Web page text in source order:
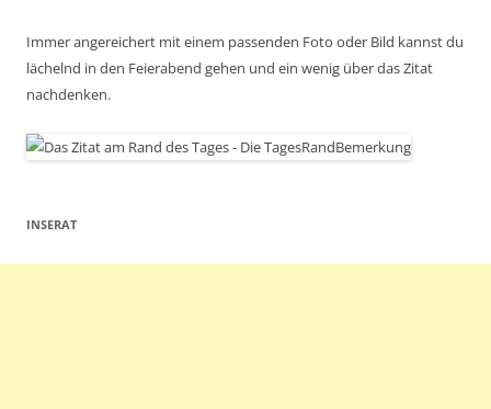
Immer angereichert mit einem passenden Foto oder Bild kannst du
lächelnd in den Feierabend gehen und ein wenig über das Zitat
nachdenken.
INSERAT